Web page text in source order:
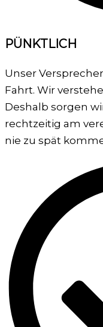
PÜNKTLICH
Unser
Fahrt. Wir
Deshalb sorgen
rechtzeitig am
nie zu spät